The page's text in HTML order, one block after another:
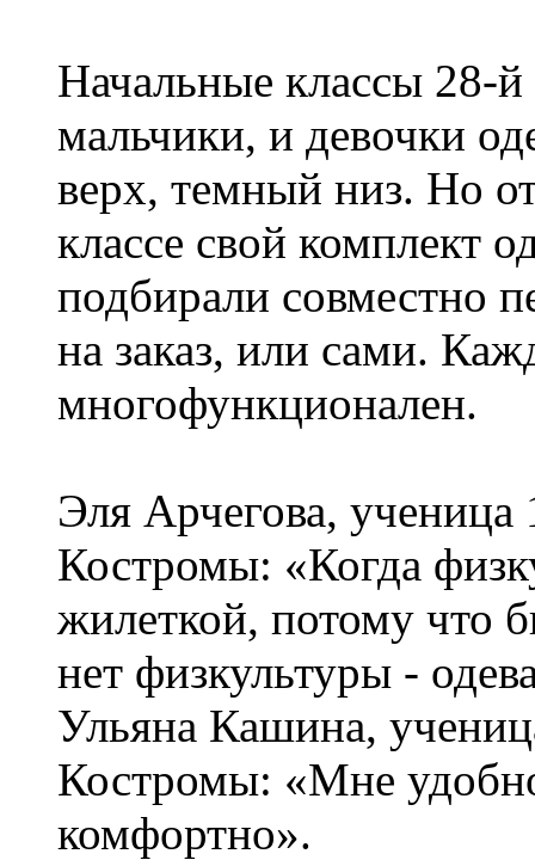
Начальные классы 28-
мальчики, и девочки
верх, темный низ. Но
классе свой комплект
подбирали совместно
на заказ, или сами.
многофункционален.
Эля Арчегова,
Костромы: «Когда
жилеткой, потому что
нет физкультуры -
Ульяна Кашина,
Костромы: «Мне
комфортно».